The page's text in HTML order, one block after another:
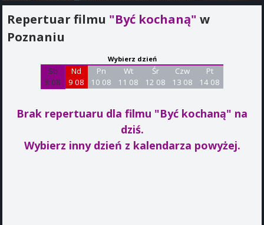
Repertuar filmu "Być kochaną" w
Poznaniu
Wybierz dzień
Sb
8 08
Nd
9 08
Pn
10 08
Wt
11 08
Śr
12 08
Czw
13 08
Pt
14 08
Brak repertuaru dla filmu "Być kochaną" na
dziś.
Wybierz inny dzień z kalendarza powyżej.